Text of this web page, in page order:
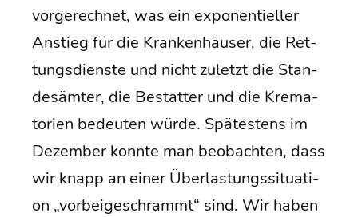
vor­ge­rech­net, was ein expo­nen­ti­el­ler
Anstieg für die Kran­ken­häu­ser, die Ret­
tungs­diens­te und nicht zuletzt die Stan­
des­äm­ter, die Bestat­ter und die Kre­ma­
to­ri­en bedeu­ten wür­de. Spä­tes­tens im
Dezem­ber konn­te man beob­ach­ten, dass
wir knapp an einer Über­las­tungs­si­tua­ti­
on „vor­bei­ge­schrammt“ sind. Wir haben